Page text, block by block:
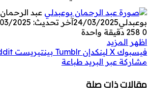
عبد الرحمان
بوعبدلي24/03/2025آخر تحديث: 25/03/2025
0
دقيقة واحدة
اظهر المزيد
فيسبوك ‫X لينكدإن بينتيريست
مشاركة عبر البريد طباعة
مقالات ذات صلة